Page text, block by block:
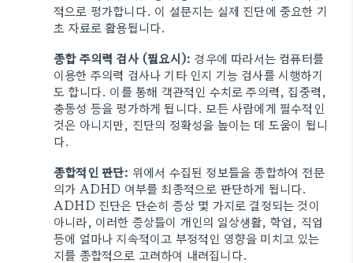
적으로 평가합니다. 이 설문지는 실제 진단에 중요한 기
초 자료로 활용됩니다.
종합 주의력 검사 (필요시): 경우에 따라서는 컴퓨터를
이용한 주의력 검사나 기타 인지 기능 검사를 시행하기
도 합니다. 이를 통해 객관적인 수치로 주의력, 집중력,
충동성 등을 평가하게 됩니다. 모든 사람에게 필수적인
것은 아니지만, 진단의 정확성을 높이는 데 도움이 됩니
다.
종합적인 판단: 위에서 수집된 정보들을 종합하여 전문
의가 ADHD 여부를 최종적으로 판단하게 됩니다.
ADHD 진단은 단순히 증상 몇 가지로 결정되는 것이
아니라, 이러한 증상들이 개인의 일상생활, 학업, 직업
등에 얼마나 지속적이고 부정적인 영향을 미치고 있는
지를 종합적으로 고려하여 내려집니다.